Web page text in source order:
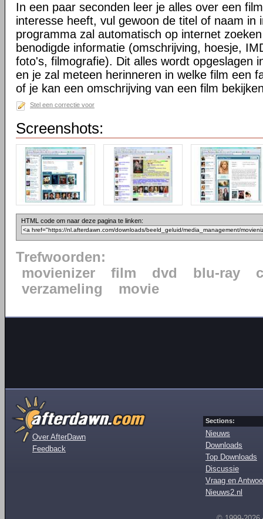
In een paar seconden leer je alles over een
interesse heeft, vul gewoon de titel of naam in
programma zal automatisch op internet
benodigde informatie (omschrijving, hoesje,
foto's, filmografie). Dit alles wordt opgeslagen
en je zal meteen herinneren in welke film een
of je kan een omschrijving van een film
Stel een correctie voor
Screenshots:
HTML code om naar deze pagina te linken:
Trefwoorden:
movienizer
film dvd blu-ray
verzameling
movie
Over AfterDawn
Feedback
Sections:
Nieuws
Downloads
Top Downloads
Discussie
Vraag en
Nieuws2.nl